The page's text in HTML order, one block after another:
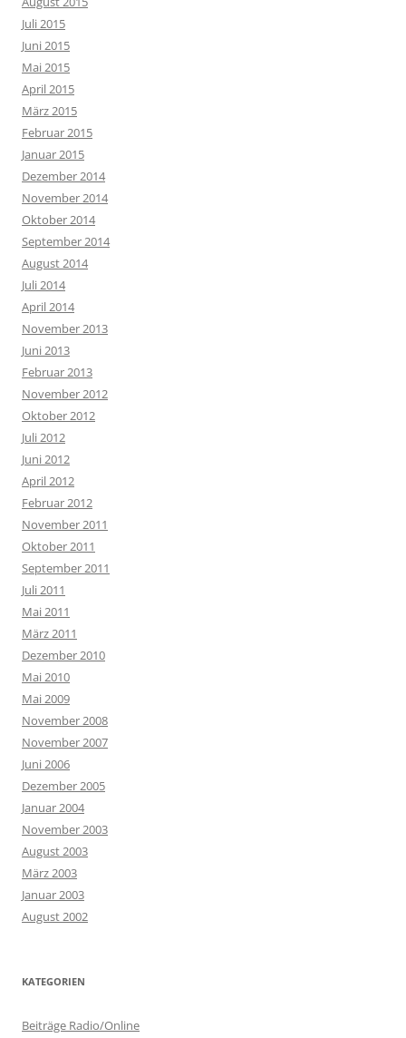
Juli 2015
Juni 2015
Mai 2015
April 2015
März 2015
Februar 2015
Januar 2015
Dezember 2014
November 2014
Oktober 2014
September 2014
August 2014
Juli 2014
April 2014
November 2013
Juni 2013
Februar 2013
November 2012
Oktober 2012
Juli 2012
Juni 2012
April 2012
Februar 2012
November 2011
Oktober 2011
September 2011
Juli 2011
Mai 2011
März 2011
Dezember 2010
Mai 2010
Mai 2009
November 2008
November 2007
Juni 2006
Dezember 2005
Januar 2004
November 2003
August 2003
März 2003
Januar 2003
August 2002
KATEGORIEN
Beiträge Radio/Online